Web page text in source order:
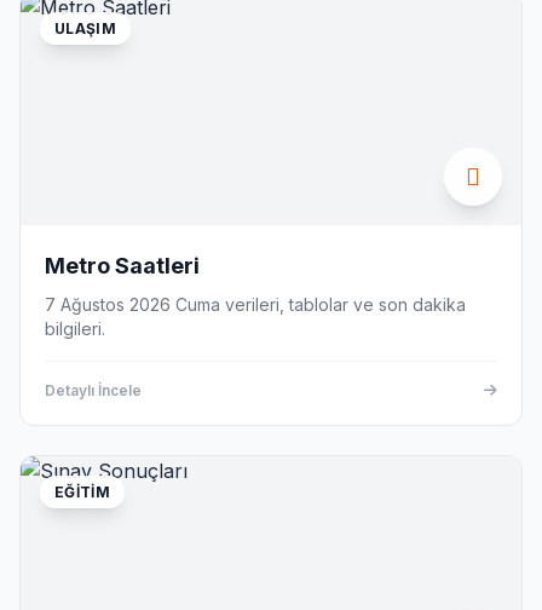
ULAŞIM
Metro Saatleri
7 Ağustos 2026 Cuma verileri, tablolar ve son dakika
bilgileri.
Detaylı İncele
EĞITIM